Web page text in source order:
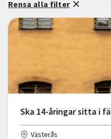
Rensa alla filter
Ska 14-åringar sitta i
Västerås